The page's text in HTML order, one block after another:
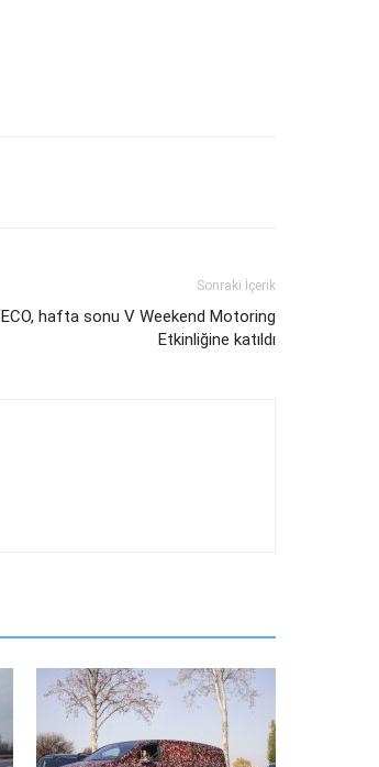
Sonraki İçerik